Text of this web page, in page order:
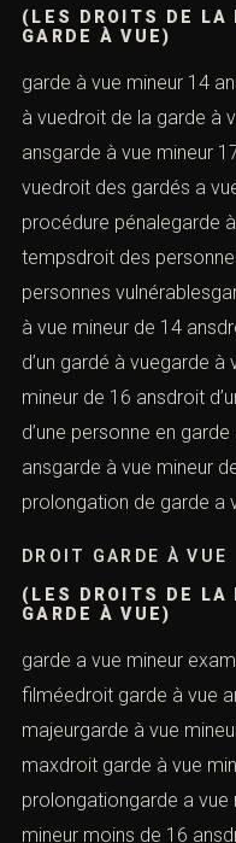
(LES DROITS DE LA
GARDE À VUE)
garde à vue mineur 14
à vuedroit de la garde à
ansgarde à vue mineur
vuedroit des gardés a
procédure pénalegarde
tempsdroit des
personnes
à vue mineur de 14
d’un gardé à vuegarde
mineur de 16 ansdroit
d’une personne en
ansgarde à vue mineur
prolongation de garde a
DROIT GARDE À VUE
(LES DROITS DE LA
GARDE À VUE)
garde a vue mineur
filméedroit garde à vue
majeurgarde à vue
maxdroit garde à vue
prolongationgarde a vue
mineur moins de 16